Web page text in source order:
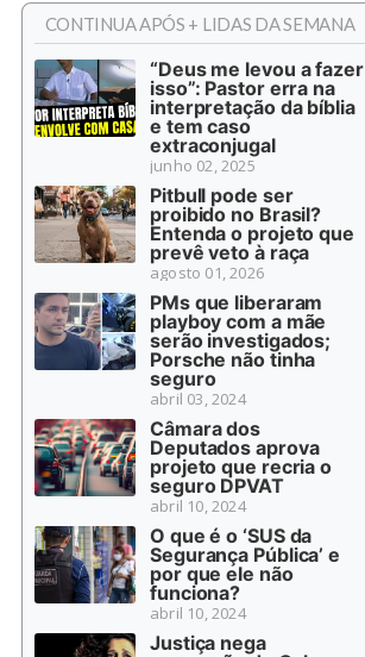
CONTINUA APÓS + LIDAS DA SEMANA
“Deus me levou a fazer
isso”: Pastor erra na
interpretação da bíblia
e tem caso
extraconjugal
junho 02, 2025
Pitbull pode ser
proibido no Brasil?
Entenda o projeto que
prevê veto à raça
agosto 01, 2026
PMs que liberaram
playboy com a mãe
serão investigados;
Porsche não tinha
seguro
abril 03, 2024
Câmara dos
Deputados aprova
projeto que recria o
seguro DPVAT
abril 10, 2024
O que é o ‘SUS da
Segurança Pública’ e
por que ele não
funciona?
abril 10, 2024
Justiça nega